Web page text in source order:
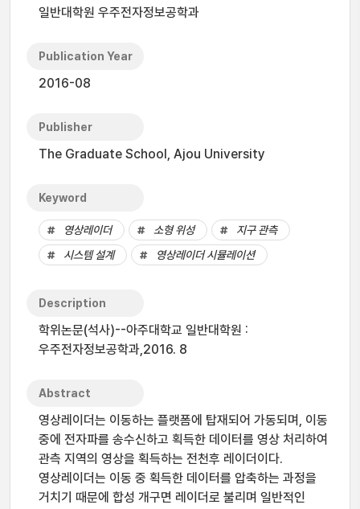
일반대학원 우주전자정보공학과
Publication Year
2016-08
Publisher
The Graduate School, Ajou University
Keyword
영상레이더 소형 위성
지구 관측
시스템 설계
영상레이더 시뮬레이션
Description
학위논문(석사)--아주대학교 일반대학원 :
우주전자정보공학과,2016. 8
Abstract
영상레이더는 이동하는 플랫폼에 탑재되어 가동되며, 이동
중에 전자파를 송수신하고 획득한 데이터를 영상 처리하여
관측 지역의 영상을 획득하는 전천후 레이더이다.
영상레이더는 이동 중 획득한 데이터를 압축하는 과정을
거치기 때문에 합성 개구면 레이더로 불리며 일반적인